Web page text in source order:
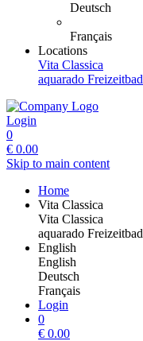
Deutsch
Français
Locations
Vita Classica
aquarado Freizeitbad
Login
0
€ 0.00
Skip to main content
Home
Vita Classica
Vita Classica
aquarado Freizeitbad
English
English
Deutsch
Français
Login
0
€ 0.00